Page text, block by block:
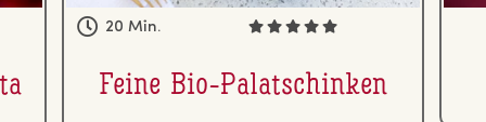
20 Min.
Feine Bio-Pa­la­tschin­ken